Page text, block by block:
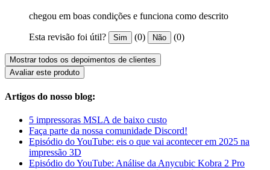
chegou em boas condições e funciona como descrito
Esta revisão foi útil? Sim (0) Não (0)
Mostrar todos os depoimentos de clientes
Avaliar este produto
Artigos do nosso blog:
5 impressoras MSLA de baixo custo
Faça parte da nossa comunidade Discord!
Episódio do YouTube: eis o que vai acontecer em 2025 na
impressão 3D
Episódio do YouTube: Análise da Anycubic Kobra 2 Pro